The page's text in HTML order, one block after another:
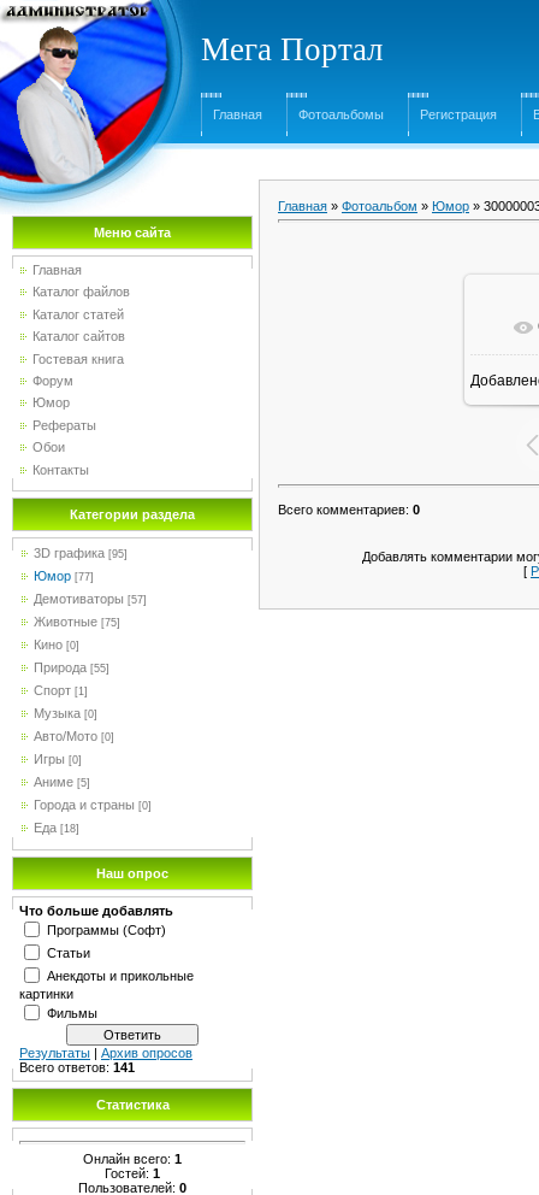
Мега Портал
Главная Фотоальбомы Регистрация
Меню сайта
Главная
Каталог файлов
Каталог статей
Каталог сайтов
Гостевая книга
Форум
Юмор
Рефераты
Обои
Контакты
Категории раздела
3D графика [95]
Юмор [77]
Демотиваторы [57]
Животные [75]
Кино [0]
Природа [55]
Спорт [1]
Музыка [0]
Авто/Мото [0]
Игры [0]
Аниме [5]
Города и страны [0]
Еда [18]
Наш опрос
Что больше добавлять
Программы (Софт)
Статьи
Анекдоты и прикольные
картинки
Фильмы
Результаты | Архив опросов
Всего ответов: 141
Статистика
Онлайн всего: 1
Гостей: 1
Пользователей: 0
Главная » Фотоальбом » Юмор »
Всего комментариев: 0
Добавлять комментарии
[